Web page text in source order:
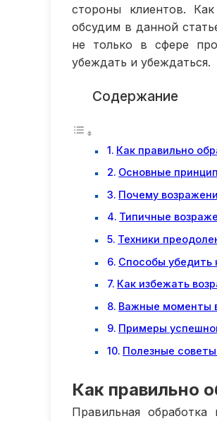
стороны клиентов.
обсудим в данной
не только в сфере
убеждать и убеждаться.
Содержание
Как правильно
Основные
Почему
Типичные
Техники
Способы убедить
Как избежать
Важные моменты
Примеры
Полезные
Как правильно
Правильная